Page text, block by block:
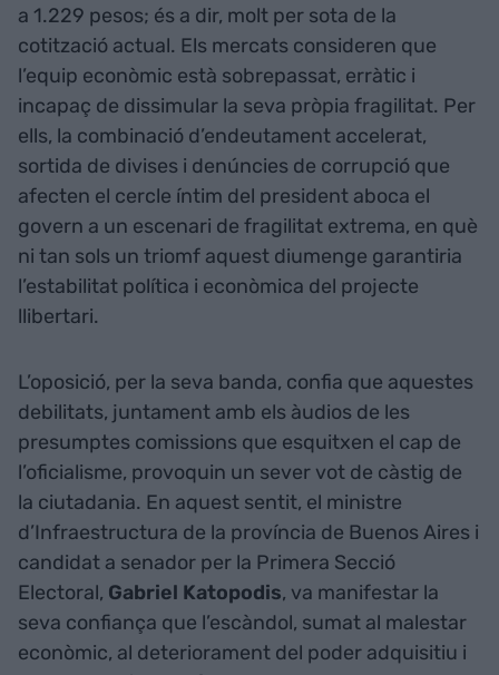
a 1.229 pesos; és a dir, molt per sota de la
cotització actual. Els mercats consideren que
l’equip econòmic està sobrepassat, erràtic i
incapaç de dissimular la seva pròpia fragilitat. Per
ells, la combinació d’endeutament accelerat,
sortida de divises i denúncies de corrupció que
afecten el cercle íntim del president aboca el
govern a un escenari de fragilitat extrema, en què
ni tan sols un triomf aquest diumenge garantiria
l’estabilitat política i econòmica del projecte
llibertari.
L’oposició, per la seva banda, confia que aquestes
debilitats, juntament amb els àudios de les
presumptes comissions que esquitxen el cap de
l’oficialisme, provoquin un sever vot de càstig de
la ciutadania. En aquest sentit, el ministre
d’Infraestructura de la província de Buenos Aires i
candidat a senador per la Primera Secció
Electoral, Gabriel Katopodis, va manifestar la
seva confiança que l’escàndol, sumat al malestar
econòmic, al deteriorament del poder adquisitiu i